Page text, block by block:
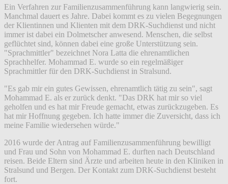
Ein Verfahren zur Familienzusammenführung kann langwierig sein.
Manchmal dauert es Jahre. Dabei kommt es zu vielen Begegnungen
der Klientinnen und Klienten mit dem DRK-Suchdienst und nicht
immer ist dabei ein Dolmetscher anwesend. Menschen, die selbst
geflüchtet sind, können dabei eine große Unterstützung sein.
"Sprachmittler" bezeichnet Nora Latta die ehrenamtlichen
Sprachhelfer. Mohammad E. wurde so ein regelmäßiger
Sprachmittler für den DRK-Suchdienst in Stralsund.
"Es gab mir ein gutes Gewissen, ehrenamtlich tätig zu sein", sagt
Mohammad E. als er zurück denkt. "Das DRK hat mir so viel
geholfen und es hat mir Freude gemacht, etwas zurückzugeben. Es
hat mir Hoffnung gegeben. Ich hatte immer die Zuversicht, dass ich
meine Familie wiedersehen würde."
2016 wurde der Antrag auf Familienzusammenführung bewilligt
und Frau und Sohn von Mohammad E. durften nach Deutschland
reisen. Beide Eltern sind Ärzte und arbeiten heute in den Kliniken in
Stralsund und Bergen. Der Kontakt zum DRK-Suchdienst besteht
fort.